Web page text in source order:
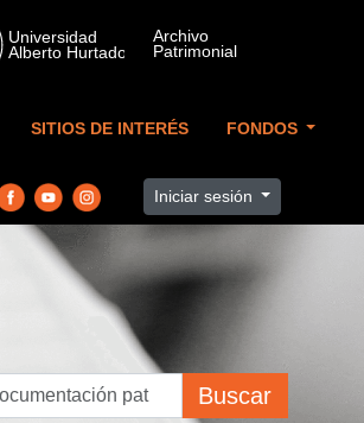
SITIOS DE INTERÉS FONDOS
Iniciar sesión
Buscar